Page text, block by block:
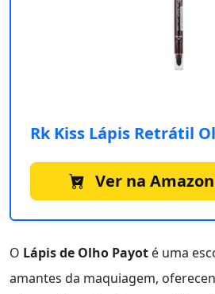
Rk Kiss Lápis Retrátil
Ver na Amazon
O Lápis de Olho Payot é uma
amantes da maquiagem,